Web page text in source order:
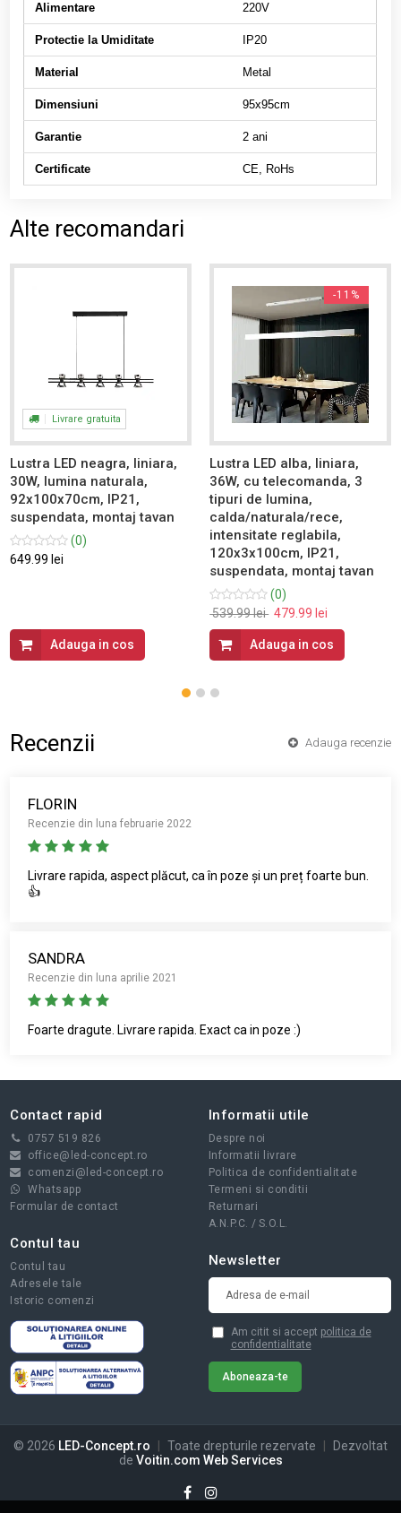
Alimentare 220V
Protectie la Umiditate IP20
Material Metal
Dimensiuni 95x95cm
Garantie 2 ani
Certificate CE, RoHs
Alte recomandari
Livrare gratuita
Lustra LED neagra, liniara,
30W, lumina naturala,
92x100x70cm, IP21,
suspendata, montaj tavan
(0)
649.99 lei
Adauga in cos
-11%
Lustra LED alba, liniara,
36W, cu telecomanda, 3
tipuri de lumina,
calda/naturala/rece,
intensitate reglabila,
120x3x100cm, IP21,
suspendata, montaj tavan
(0)
539.99 lei 479.99 lei
Adauga in cos
Recenzii Adauga recenzie
FLORIN
Recenzie din luna februarie 2022
Livrare rapida, aspect plăcut, ca în poze și un preț foarte bun.
👍
SANDRA
Recenzie din luna aprilie 2021
Foarte dragute. Livrare rapida. Exact ca in poze :)
Contact rapid
0757 519 826
office@led-concept.ro
comenzi@led-concept.ro
Whatsapp
Formular de contact
Informatii utile
Despre noi
Informatii livrare
Politica de confidentialitate
Termeni si conditii
Returnari
A.N.P.C. / S.O.L.
Contul tau
Contul tau
Adresele tale
Istoric comenzi
Newsletter
Am citit si accept politica de
confidentialitate
© 2026 LED-Concept.ro | Toate drepturile rezervate |
Dezvoltat
de Voitin.com Web Services